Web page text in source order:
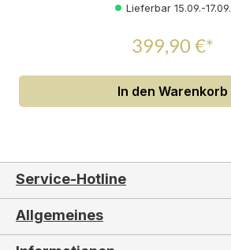
Lieferbar 15.09.-17.09.
399,90 €*
In den Warenkorb
Service-Hotline
Allgemeines